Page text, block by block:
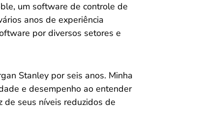
um software de controle de
anos de experiência
por diversos setores e
Stanley por seis anos. Minha
e desempenho ao entender
de seus níveis reduzidos de